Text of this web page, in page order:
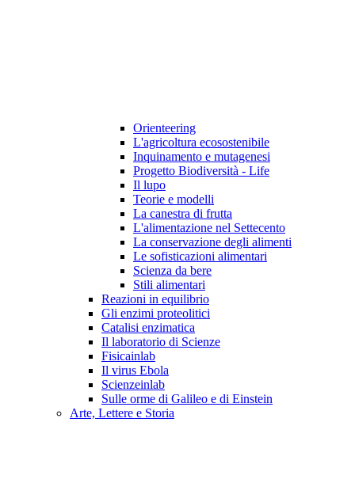
Orienteering
L'agricoltura ecosostenibile
Inquinamento e mutagenesi
Progetto Biodiversità - Life
Il lupo
Teorie e modelli
La canestra di frutta
L'alimentazione nel Settecento
La conservazione degli alimenti
Le sofisticazioni alimentari
Scienza da bere
Stili alimentari
Reazioni in equilibrio
Gli enzimi proteolitici
Catalisi enzimatica
Il laboratorio di Scienze
Fisicainlab
Il virus Ebola
Scienzeinlab
Sulle orme di Galileo e di Einstein
Arte, Lettere e Storia